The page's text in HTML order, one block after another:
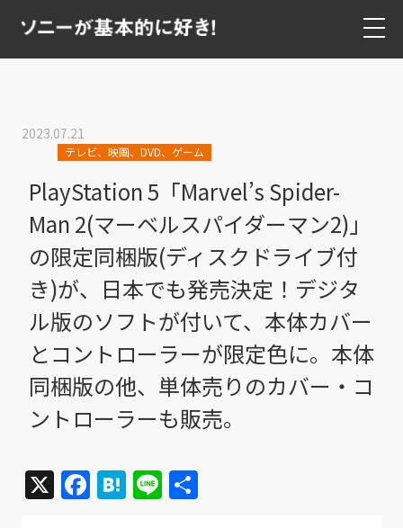
2023.07.21
テレビ、映画、DVD、ゲーム
PlayStation 5「Marvel’s Spider-
Man 2(マーベルスパイダーマン2)」
の限定同梱版(ディスクドライブ付
き)が、日本でも発売決定！デジタ
ル版のソフトが付いて、本体カバー
とコントローラーが限定色に。本体
同梱版の他、単体売りのカバー・コ
ントローラーも販売。
X Facebook
Hatena
Line